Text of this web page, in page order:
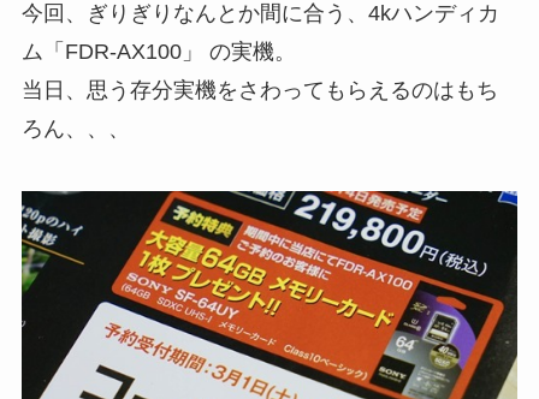
今回、ぎりぎりなんとか間に合う、4kハンディカ
ム「FDR-AX100」 の実機。
当日、思う存分実機をさわってもらえるのはもち
ろん、、、